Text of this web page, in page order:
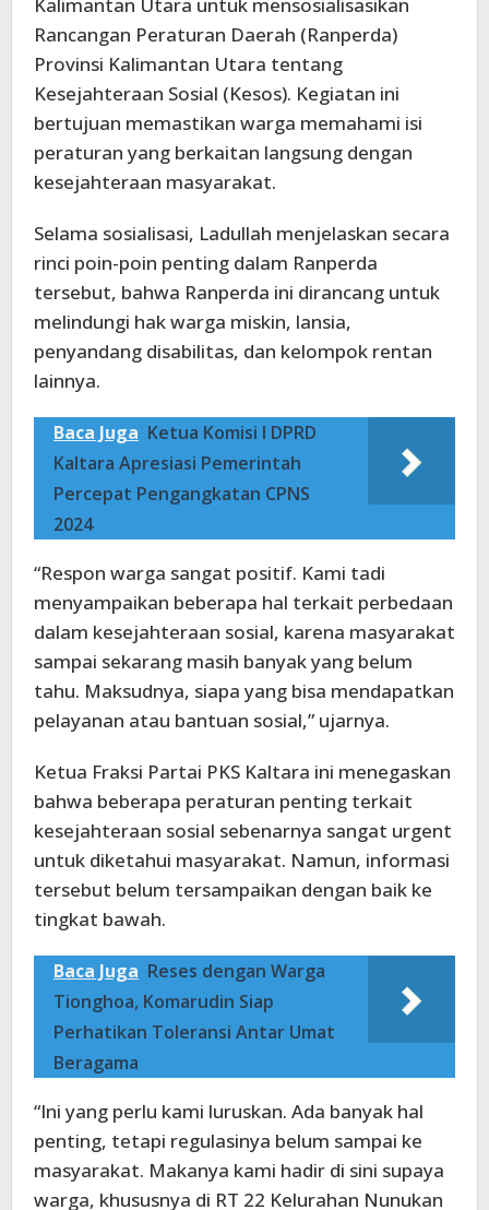
Rancangan Peraturan Daerah (Ranperda)
Provinsi Kalimantan Utara tentang
Kesejahteraan Sosial (Kesos). Kegiatan ini
bertujuan memastikan warga memahami isi
peraturan yang berkaitan langsung dengan
kesejahteraan masyarakat.
Selama sosialisasi, Ladullah menjelaskan secara
rinci poin-poin penting dalam Ranperda
tersebut, bahwa Ranperda ini dirancang untuk
melindungi hak warga miskin, lansia,
penyandang disabilitas, dan kelompok rentan
lainnya.
Baca Juga Ketua Komisi I DPRD
Kaltara Apresiasi Pemerintah
Percepat Pengangkatan CPNS
2024
“Respon warga sangat positif. Kami tadi
menyampaikan beberapa hal terkait perbedaan
dalam kesejahteraan sosial, karena masyarakat
sampai sekarang masih banyak yang belum
tahu. Maksudnya, siapa yang bisa mendapatkan
pelayanan atau bantuan sosial,” ujarnya.
Ketua Fraksi Partai PKS Kaltara ini menegaskan
bahwa beberapa peraturan penting terkait
kesejahteraan sosial sebenarnya sangat urgent
untuk diketahui masyarakat. Namun, informasi
tersebut belum tersampaikan dengan baik ke
tingkat bawah.
Baca Juga Reses dengan Warga
Tionghoa, Komarudin Siap
Perhatikan Toleransi Antar Umat
Beragama
“Ini yang perlu kami luruskan. Ada banyak hal
penting, tetapi regulasinya belum sampai ke
masyarakat. Makanya kami hadir di sini supaya
warga, khususnya di RT 22 Kelurahan Nunukan